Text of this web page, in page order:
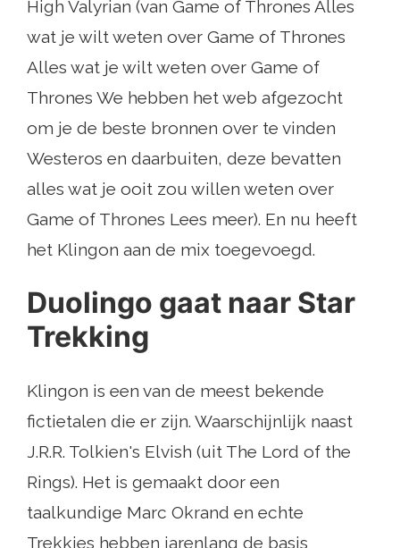
High Valyrian (van Game of Thrones Alles
wat je wilt weten over Game of Thrones
Alles wat je wilt weten over Game of
Thrones We hebben het web afgezocht
om je de beste bronnen over te vinden
Westeros en daarbuiten, deze bevatten
alles wat je ooit zou willen weten over
Game of Thrones Lees meer). En nu heeft
het Klingon aan de mix toegevoegd.
Duolingo gaat naar Star
Trekking
Klingon is een van de meest bekende
fictietalen die er zijn. Waarschijnlijk naast
J.R.R. Tolkien's Elvish (uit The Lord of the
Rings). Het is gemaakt door een
taalkundige Marc Okrand en echte
Trekkies hebben jarenlang de basis